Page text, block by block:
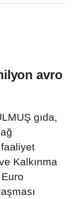
avro
gıda,
Kalkınma